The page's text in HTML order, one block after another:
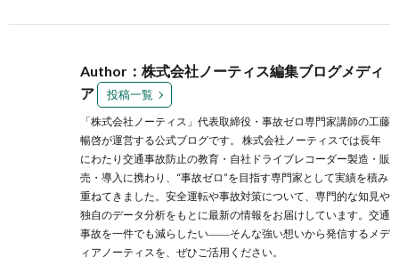
Author：株式会社ノーティス編集ブログメディ
ア
投稿一覧
「株式会社ノーティス」代表取締役・事故ゼロ専門家講師の工藤
暢啓が運営する公式ブログです。 株式会社ノーティスでは長年
にわたり交通事故防止の教育・自社ドライブレコーダー製造・販
売・導入に携わり、“事故ゼロ”を目指す専門家として実績を積み
重ねてきました。安全運転や事故対策について、専門的な知見や
独自のデータ分析をもとに最新の情報をお届けしています。交通
事故を一件でも減らしたい――そんな強い想いから発信するメデ
ィアノーティスを、ぜひご活用ください。